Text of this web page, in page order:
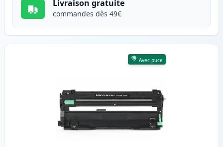
Livraison gratuite
commandes dès 49€
Avec puce